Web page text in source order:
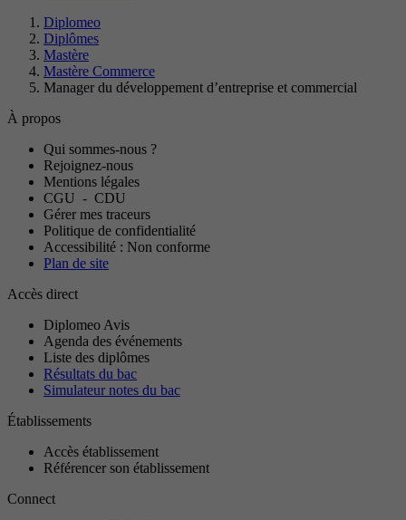
Diplomeo
Diplômes
Mastère
Mastère Commerce
Manager du développement d’entreprise et commercial
À propos
Qui sommes-nous ?
Rejoignez-nous
Mentions légales
CGU - CDU
Gérer mes traceurs
Politique de confidentialité
Accessibilité : Non conforme
Plan de site
Accès direct
Diplomeo Avis
Agenda des événements
Liste des diplômes
Résultats du bac
Simulateur notes du bac
Établissements
Accès établissement
Référencer son établissement
Connect